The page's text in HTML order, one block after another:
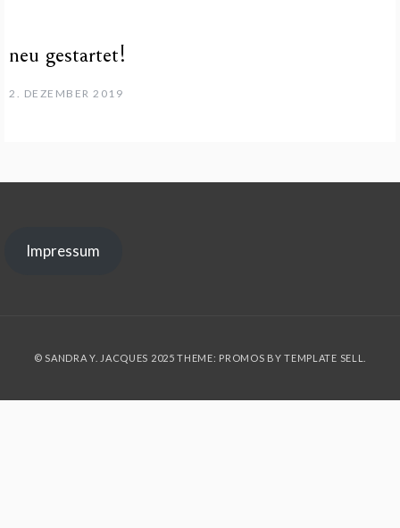
neu gestartet!
2. DEZEMBER 2019
Impressum
© SANDRA Y. JACQUES 2025 THEME: PROMOS BYTEMPLATE SELL